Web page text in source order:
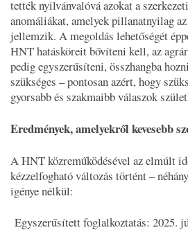
tették nyilvánvalóvá azokat a
anomáliákat, amelyek pillanatnyilag
jellemzik. A megoldás lehetőségét
HNT hatásköreit bővíteni kell, az
pedig egyszerűsíteni, összhangba
szükséges – pontosan azért, hogy
gyorsabb és szakmaibb válaszok
Eredmények, amelyekről kevesebb
A HNT közreműködésével az elmúlt
kézzelfogható változás történt –
igénye nélkül:
Egyszerűsített foglalkoztatás: 2025.